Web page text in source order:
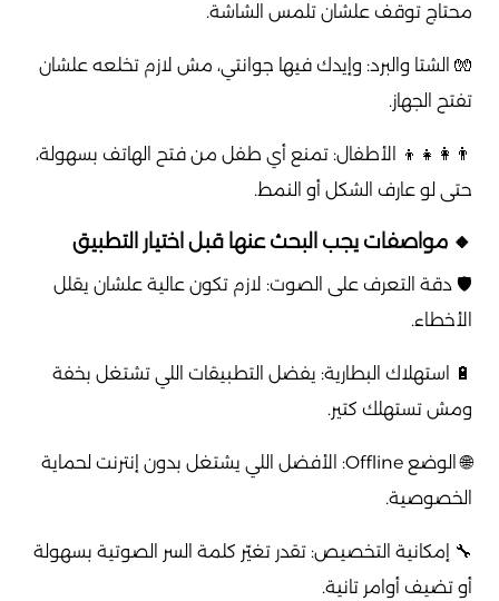
محتاج توقف علشان تلمس الشاشة.
🧤 الشتا والبرد: وإيدك فيها جوانتي، مش لازم تخلعه علشان
تفتح الجهاز.
👨‍👩‍👧‍👦 الأطفال: تمنع أي طفل من فتح الهاتف بسهولة،
حتى لو عارف الشكل أو النمط.
🔸 مواصفات يجب البحث عنها قبل اختيار التطبيق
🛡️ دقة التعرف على الصوت: لازم تكون عالية علشان يقلل
الأخطاء.
🔋 استهلاك البطارية: يفضل التطبيقات اللي تشتغل بخفة
ومش تستهلك كتير.
🌐 الوضع Offline: الأفضل اللي يشتغل بدون إنترنت لحماية
الخصوصية.
🔧 إمكانية التخصيص: تقدر تغيّر كلمة السر الصوتية بسهولة
أو تضيف أوامر تانية.